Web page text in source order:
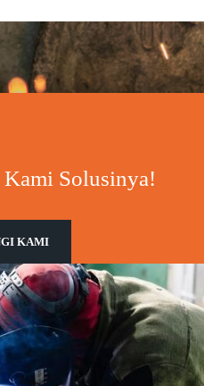
Kami Solusinya!
KAMI